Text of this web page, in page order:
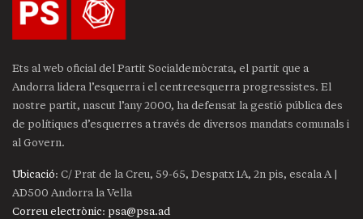
Ets al web oficial del Partit Socialdemòcrata, el partit que a
Andorra lidera l’esquerra i el centreesquerra progressistes. El
nostre partit, nascut l’any 2000, ha defensat la gestió pública des
de polítiques d’esquerres a través de diversos mandats comunals i
al Govern.
Ubicació: C/ Prat de la Creu, 59-65, Despatx 1A, 2n pis, escala A |
AD500 Andorra la Vella
Correu electrònic: psa@psa.ad